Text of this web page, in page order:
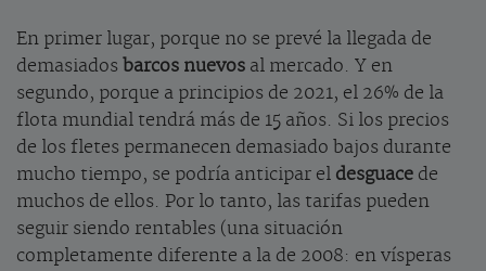
En primer lugar, porque no se prevé la llegada de
demasiados barcos nuevos al mercado. Y en
segundo, porque a principios de 2021, el 26% de la
flota mundial tendrá más de 15 años. Si los precios
de los fletes permanecen demasiado bajos durante
mucho tiempo, se podría anticipar el desguace de
muchos de ellos. Por lo tanto, las tarifas pueden
seguir siendo rentables (una situación
completamente diferente a la de 2008: en vísperas